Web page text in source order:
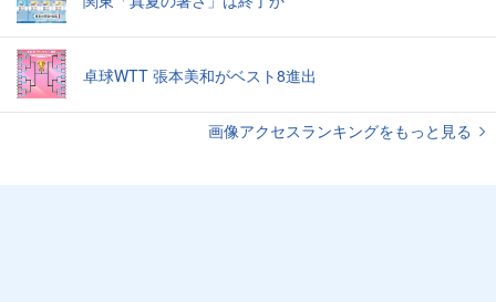
卓球WTT 張本美和がベスト8進出
画像アクセスランキングをもっと見る